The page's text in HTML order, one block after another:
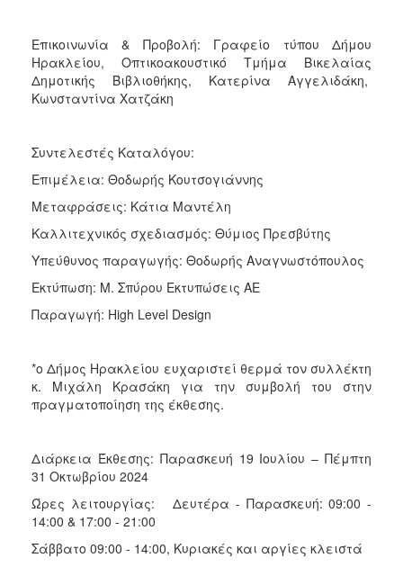
Επικοινωνία & Προβολή: Γραφείο τύπου Δήμου
Ηρακλείου, Οπτικοακουστικό Τμήμα Βικελαίας
Δημοτικής Βιβλιοθήκης, Κατερίνα Αγγελιδάκη,
Κωνσταντίνα Χατζάκη
Συντελεστές Καταλόγου:
Επιμέλεια: Θοδωρής Κουτσογιάννης
Μεταφράσεις: Κάτια Μαντέλη
Καλλιτεχνικός σχεδιασμός: Θύμιος Πρεσβύτης
Υπεύθυνος παραγωγής: Θοδωρής Αναγνωστόπουλος
Εκτύπωση: Μ. Σπύρου Εκτυπώσεις ΑΕ
Παραγωγή: High Level Design
*ο Δήμος Ηρακλείου ευχαριστεί θερμά τον συλλέκτη
κ. Μιχάλη Κρασάκη για την συμβολή του στην
πραγματοποίηση της έκθεσης.
Διάρκεια Έκθεσης: Παρασκευή 19 Ιουλίου – Πέμπτη
31 Οκτωβρίου 2024
Ώρες λειτουργίας: Δευτέρα - Παρασκευή: 09:00 -
14:00 & 17:00 - 21:00
Σάββατο 09:00 - 14:00, Κυριακές και αργίες κλειστά